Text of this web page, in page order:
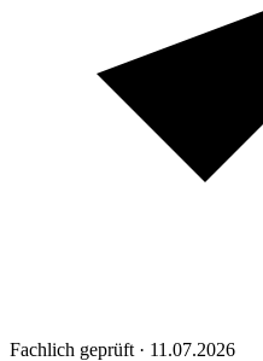
Fachlich geprüft · 11.07.2026